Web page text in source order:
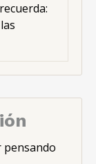
pensando